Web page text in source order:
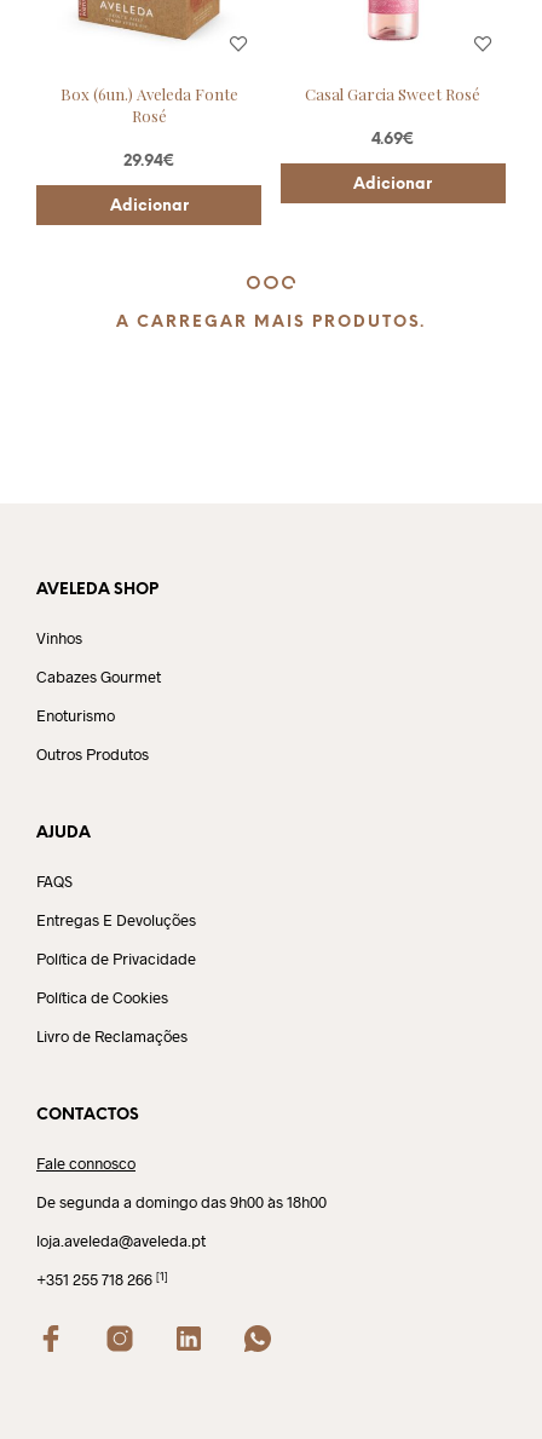
Box (6un.) Aveleda Fonte
Rosé
29.94€
Adicionar
Casal Garcia Sweet Rosé
4.69€
Adicionar
A CARREGAR MAIS PRODUTOS.
AVELEDA SHOP
Vinhos
Cabazes Gourmet
Enoturismo
Outros Produtos
AJUDA
FAQS
Entregas E Devoluções
Política de Privacidade
Política de Cookies
Livro de Reclamações
CONTACTOS
Fale connosco
De segunda a domingo das 9h00 às 18h00
loja.aveleda@aveleda.pt
+351 255 718 266 [1]